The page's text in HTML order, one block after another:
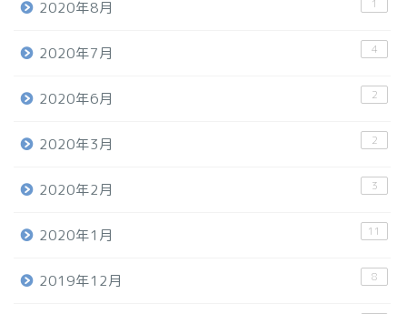
2020年8月 1
2020年7月 4
2020年6月 2
2020年3月 2
2020年2月 3
2020年1月 11
2019年12月 8